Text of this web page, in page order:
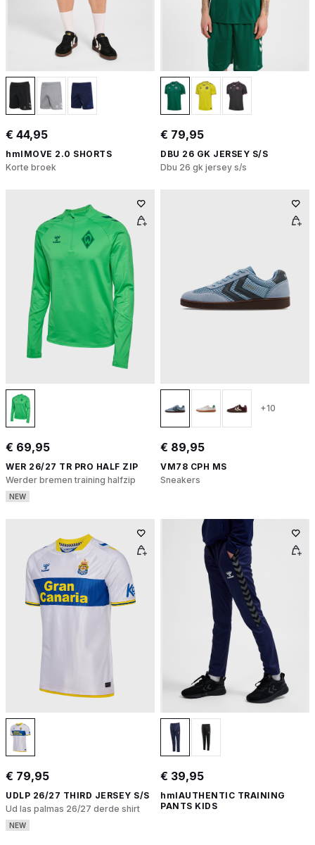
€ 44,95
hmlMOVE 2.0 SHORTS
Korte broek
€ 79,95
DBU 26 GK JERSEY S/S
Dbu 26 gk jersey s/s
€ 69,95
WER 26/27 TR PRO HALF ZIP
Werder bremen training halfzip
NEW
+10
€ 89,95
VM78 CPH MS
Sneakers
€ 79,95
UDLP 26/27 THIRD JERSEY S/S
Ud las palmas 26/27 derde shirt
NEW
€ 39,95
hmlAUTHENTIC TRAINING
PANTS KIDS